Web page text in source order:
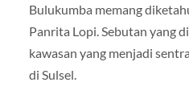
Bulukumba memang
Panrita Lopi. Sebutan yang
kawasan yang menjadi
di Sulsel.